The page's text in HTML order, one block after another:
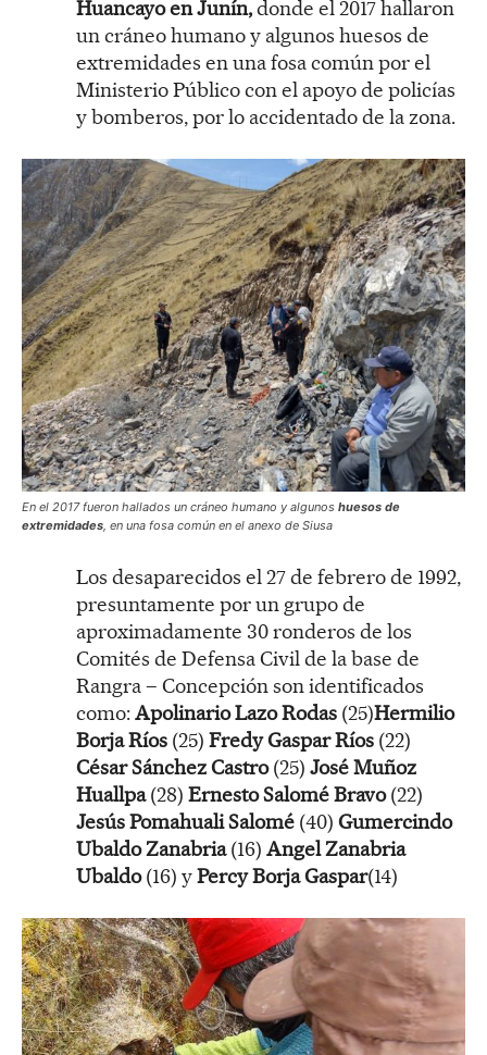
Huancayo en Junín,donde el 2017 hallaron
un cráneo humano y algunos huesos de
extremidades en una fosa común por el
Ministerio Público con el apoyo de policías
y bomberos, por lo accidentado de la zona.
En el 2017 fueron hallados un cráneo humano y algunos huesos de
extremidades , en una fosa común en el anexo de Siusa
Los desaparecidos el 27 de febrero de 1992,
presuntamente por un grupo de
aproximadamente 30 ronderos de los
Comités de Defensa Civil de la base de
Rangra – Concepción son identificados
como:Apolinario Lazo Rodas (25)Hermilio
Borja Ríos (25) Fredy Gaspar Ríos (22)
César Sánchez Castro(25) José Muñoz
Huallpa(28) Ernesto Salomé Bravo(22)
Jesús Pomahuali Salomé (40) Gumercindo
Ubaldo Zanabria(16) Angel Zanabria
Ubaldo(16) yPercy Borja Gaspar(14)